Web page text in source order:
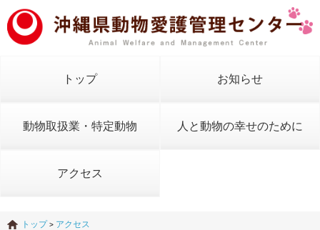
トップ お知らせ
動物取扱業・特定動物 人と動物の幸せのために
アクセス
トップ > アクセス